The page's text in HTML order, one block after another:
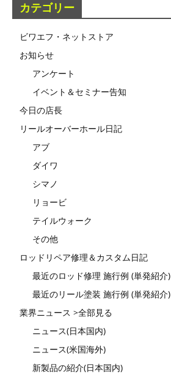
カテゴリー
ビワエフ・ネットストア
お知らせ
アンケート
イベント＆セミナー告知
今日の店長
リールオーバーホール日記
アブ
ダイワ
シマノ
リョービ
テイルウォーク
その他
ロッドリペア修理＆カスタム日記
最近のロッド修理 施行例 (単発紹介)
最近のリール塗装 施行例 (単発紹介)
業界ニュース >全部見る
ニュース(日本国内)
ニュース(米国海外)
新製品の紹介(日本国内)